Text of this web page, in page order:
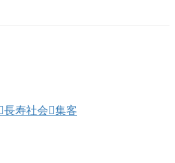
長寿社会 集客